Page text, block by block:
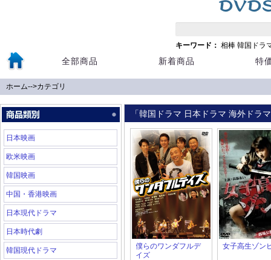
キーワード： 相棒 韓国ドラ
全部商品 新着商品 特
ホーム-->カテゴリ
日本映画
欧米映画
韓国映画
中国・香港映画
日本現代ドラマ
日本時代劇
韓国現代ドラマ
「韓国ドラマ 日本ドラマ 海外ドラ
僕らのワンダフルデ
イズ
女子高生ゾン